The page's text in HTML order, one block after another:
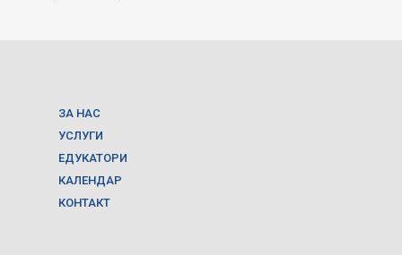
ЗА НАС
УСЛУГИ
ЕДУКАТОРИ
КАЛЕНДАР
КОНТАКТ